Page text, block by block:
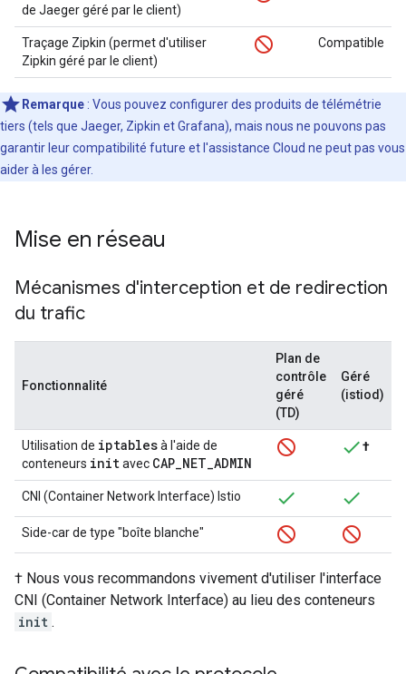
de Jaeger géré par le client)
Traçage Zipkin (permet d'utiliser
Zipkin géré par le client)
Compatible
Remarque : Vous pouvez configurer des produits de télémétrie
tiers (tels que Jaeger, Zipkin et Grafana), mais nous ne pouvons pas
garantir leur compatibilité future et l'assistance Cloud ne peut pas vous
aider à les gérer.
Mise en réseau
Mécanismes d'interception et de redirection
du trafic
Fonctionnalité
Plan de
contrôle
géré
(TD)
Géré
(istiod)
Utilisation de iptablesà l'aide de
conteneurs initavec CAP_NET_ADMIN
†
CNI (Container Network Interface) Istio
Side-car de type "boîte blanche"
† Nous vous recommandons vivement d'utiliser l'interface
CNI (Container Network Interface) au lieu des conteneurs
init .